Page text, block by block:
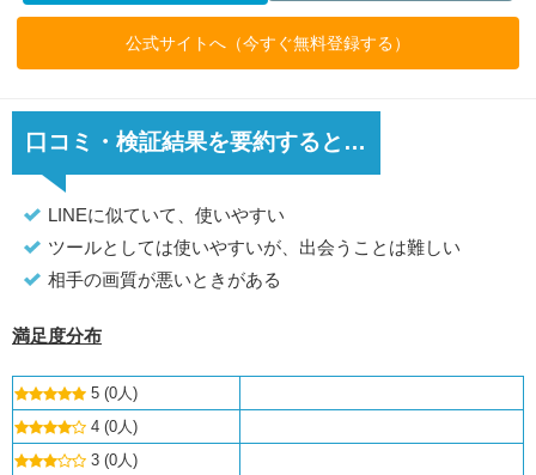
公式サイトへ（今すぐ無料登録する）
口コミ・検証結果を要約すると…
LINEに似ていて、使いやすい
ツールとしては使いやすいが、出会うことは難しい
相手の画質が悪いときがある
満足度分布
5 (0人)
4 (0人)
3 (0人)